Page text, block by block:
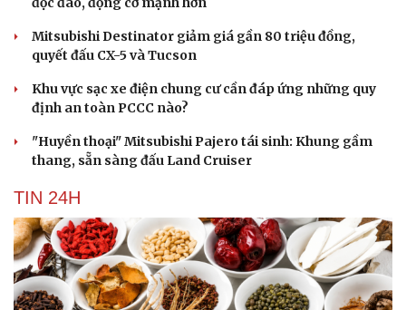
Du lịch
Tư vấn
Săn Tour
Podcast
Câu chuyện thời sự
Đọc truyện đêm khuya
Mitsubishi Destinator giảm giá gần 80 triệu đồng,
quyết đấu CX-5 và Tucson
Khu vực sạc xe điện chung cư cần đáp ứng những quy
định an toàn PCCC nào?
"Huyền thoại" Mitsubishi Pajero tái sinh: Khung gầm
thang, sẵn sàng đấu Land Cruiser
TIN 24H